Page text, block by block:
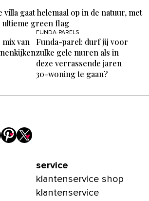
villa gaat helemaal op in de natuur, met
ultieme green flag
van
FUNDA-PARELS
Funda-parel: durf jij voor
zulke gele muren als in
deze verrassende jaren
30-woning te gaan?
service
klantenservice shop
klantenservice